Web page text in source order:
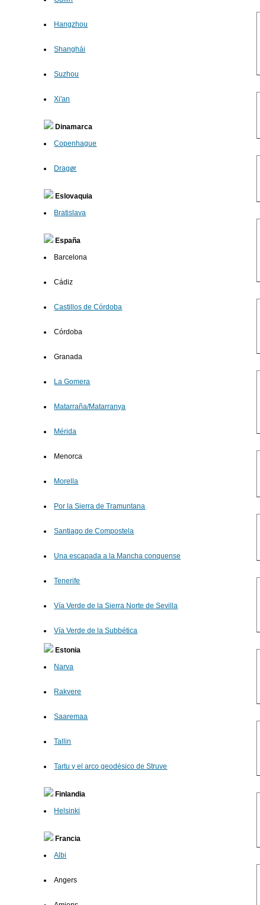
Hangzhou
Shanghái
Suzhou
Xi'an
Dinamarca
Copenhague
Dragør
Eslovaquia
Bratislava
España
Barcelona
Cádiz
Castillos de Córdoba
Córdoba
Granada
La Gomera
Matarraña/Matarranya
Mérida
Menorca
Morella
Por la Sierra de Tramuntana
Santiago de Compostela
Una escapada a la Mancha conquense
Tenerife
Vía Verde de la Sierra Norte de Sevilla
Vía Verde de la Subbética
Estonia
Narva
Rakvere
Saaremaa
Tallin
Tartu y el arco geodésico de Struve
Finlandia
Helsinki
Francia
Albi
Angers